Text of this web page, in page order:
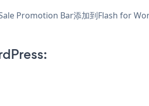
Promotion Bar添加到Flash for